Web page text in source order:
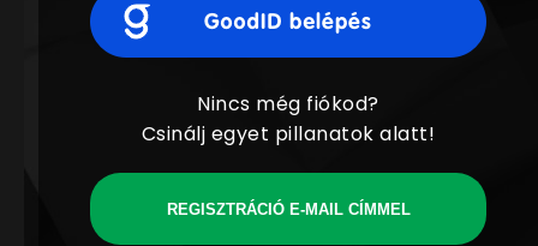
Nincs még fiókod?
Csinálj egyet pillanatok alatt!
REGISZTRÁCIÓ E-MAIL CÍMMEL